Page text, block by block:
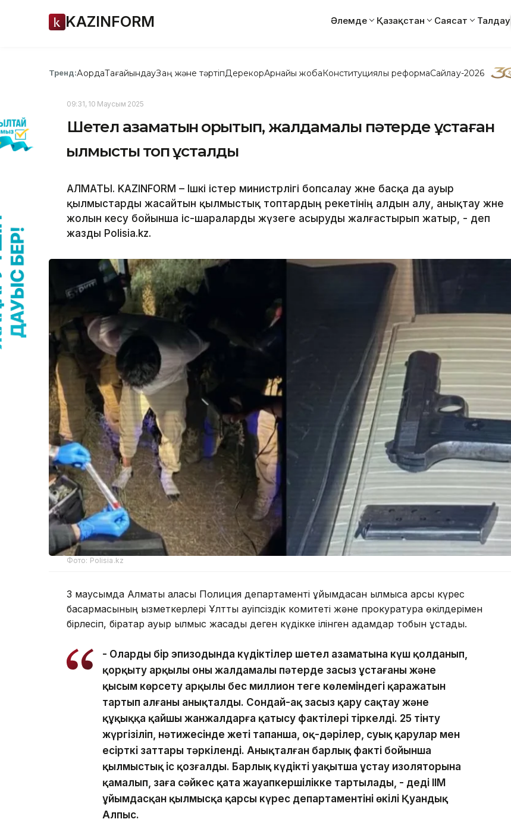
KAZINFORM Әлемде Қазақстан Саясат Талдау
Тренд:АқордаТағайындауЗаң және тәртіпДерекқорАрнайы жобаКонституциялық реформаСайлау-2026
09:31, 10 Маусым 2025
Шетел азаматын қорқытып, жалдамалы пәтерде ұстаған
қылмыстық топ ұсталды
АЛМАТЫ. KAZINFORM – Ішкі істер министрлігі бопсалау және басқа да ауыр
қылмыстарды жасайтын қылмыстық топтардың әрекетінің алдын алу, анықтау және
жолын кесу бойынша іс-шараларды жүзеге асыруды жалғастырып жатыр, - деп
жазды Polisia.kz.
Фото: Polisia.kz
3 маусымда Алматы қаласы Полиция департаменті ұйымдасқан қылмысқа қарсы күрес
басқармасының қызметкерлері Ұлттық қауіпсіздік комитеті және прокуратура өкілдерімен
бірлесіп, бірқатар ауыр қылмыс жасады деген күдікке ілінген адамдар тобын ұстады.
- Олардың бір эпизодында күдіктілер шетел азаматына күш қолданып,
қорқыту арқылы оны жалдамалы пәтерде заңсыз ұстағаны және
қысым көрсету арқылы бес миллион теңге көлеміндегі қаражатын
тартып алғаны анықталды. Сондай-ақ заңсыз қару сақтау және
құқыққа қайшы жанжалдарға қатысу фактілері тіркелді. 25 тінту
жүргізіліп, нәтижесінде жеті тапанша, оқ-дәрілер, суық қарулар мен
есірткі заттары тәркіленді. Анықталған барлық факті бойынша
қылмыстық іс қозғалды. Барлық күдікті уақытша ұстау изоляторына
қамалып, заңға сәйкес қатаң жауапкершілікке тартылады, - деді ІІМ
ұйымдасқан қылмысқа қарсы күрес департаментінің өкілі Қуандық
Алпыс.